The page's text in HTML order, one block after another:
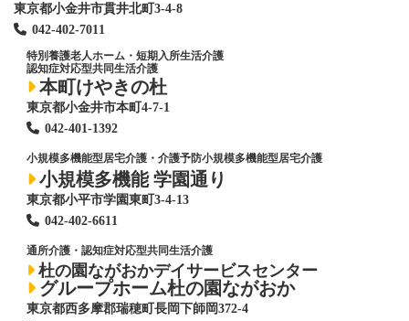
東京都小金井市貫井北町3-4-8
042-402-7011
特別養護老人ホーム ・短期入所生活介護
認知症対応型共同生活介護
本町けやきの杜
東京都小金井市本町4-7-1
042-401-1392
小規模多機能型居宅介護・介護予防小規模多機能型居宅介護
小規模多機能 学園通り
東京都小平市学園東町3-4-13
042-402-6611
通所介護・認知症対応型共同生活介護
杜の園ながおかデイサービスセンター
グループホーム杜の園ながおか
東京都西多摩郡瑞穂町長岡下師岡372-4